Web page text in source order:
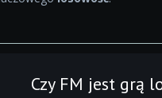
Czy FM jest grą